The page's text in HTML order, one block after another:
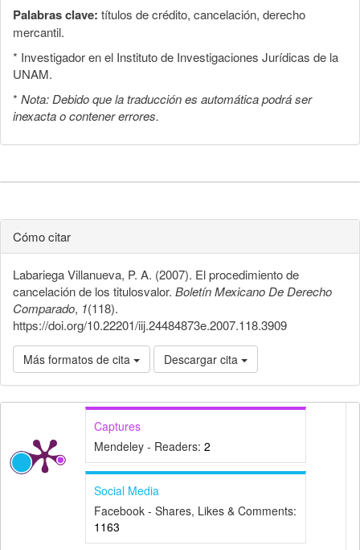
Palabras clave: títulos de crédito, cancelación, derecho
mercantil.
* Investigador en el Instituto de Investigaciones Jurídicas de la
UNAM.
* Nota: Debido que la traducción es automática podrá ser
inexacta o contener errores.
Cómo citar
Labariega Villanueva, P. A. (2007). El procedimiento de
cancelación de los titulosvalor. Boletín Mexicano De Derecho
Comparado, 1(118).
https://doi.org/10.22201/iij.24484873e.2007.118.3909
Más formatos de cita Descargar cita
Captures
Mendeley - Readers: 2
Social Media
Facebook - Shares, Likes & Comments:
1163